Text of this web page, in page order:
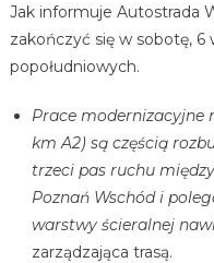
Jak informuje Autostrada
zakończyć się w sobotę,
popołudniowych.
Prace modernizacyjne
km A2) są częścią
trzeci pas ruchu
Poznań Wschód i
warstwy ścieralnej
zarządzająca trasą.